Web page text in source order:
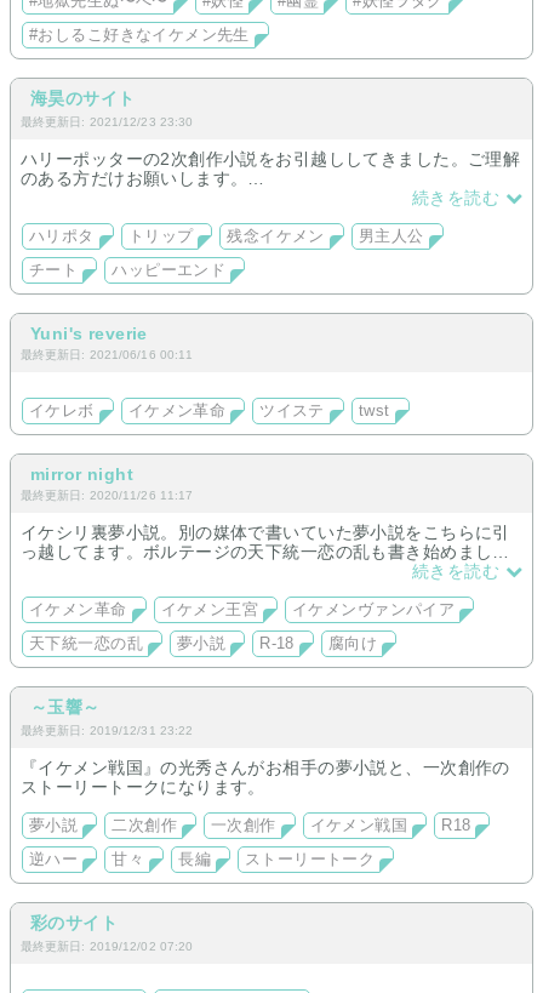
#おしるこ好きなイケメン先生
海昊のサイト
最終更新日: 2021/12/23 23:30
ハリーポッターの2次創作小説をお引越ししてきました。ご理解
のある方だけお願いします。
ここまでが移動品です。
あとは不定期で書きます〜
モバ◯◯bookから来てくれた方！あっちの削除すみません！削
除にビクビクしないでこっちでコッソリ書きます！ハリポタ好
きならすぐに分かる鍵付きです。
続きを読む
ハリポタ トリップ 残念イケメン
男主人公
チート
ハッピーエンド
Yuni's reverie
最終更新日: 2021/06/16 00:11
イケレボ イケメン革命 ツイステ twst
mirror night
最終更新日: 2020/11/26 11:17
イケシリ裏夢小説。別の媒体で書いていた夢小説をこちらに引
っ越してます。ボルテージの天下統一恋の乱も書き始めまし
続きを読む
イケメン革命 イケメン王宮
イケメンヴァンパイア
天下統一恋の乱
夢小説 R-18 腐向け
～玉響～
最終更新日: 2019/12/31 23:22
『イケメン戦国』の光秀さんがお相手の夢小説と、一次創作の
ストーリートークになります。
夢小説 二次創作 一次創作 イケメン戦国
R18
逆ハー
甘々 長編 ストーリートーク
彩のサイト
最終更新日: 2019/12/02 07:20